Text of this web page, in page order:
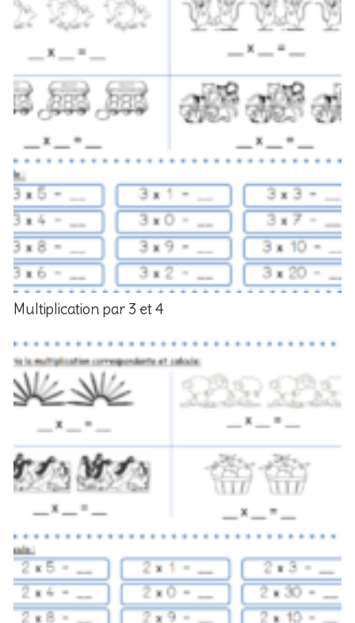
Multiplication par 3 et 4